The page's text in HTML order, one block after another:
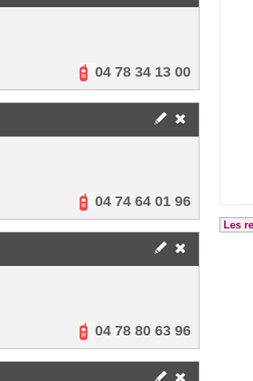
04 78 34 13 00
04 74 64 01 96
04 78 80 63 96